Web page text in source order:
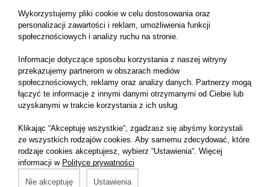
Zwrot do 14 dni Szczegóły
Wykorzystujemy pliki cookie w celu dostosowania oraz
personalizacji zawartości i reklam, umożliwienia funkcji
społecznościowych i analizy ruchu na stronie.
Informacje dotyczące sposobu korzystania z naszej witryny
przekazujemy partnerom w obszarach mediów
społecznościowych, reklamy oraz analizy danych. Partnerzy mogą
łączyć te informacje z innymi danymi otrzymanymi od Ciebie lub
uzyskanymi w trakcie korzystania z ich usług.
Klikając “Akceptuję wszystkie“, zgadzasz się abyśmy korzystali
ze wszystkich rodzajów cookies. Aby samemu zdecydować, które
rodzaje cookies akceptujesz, wybierz “Ustawienia“. Więcej
informacji w Polityce prywatności
Nie akceptuję Ustawienia